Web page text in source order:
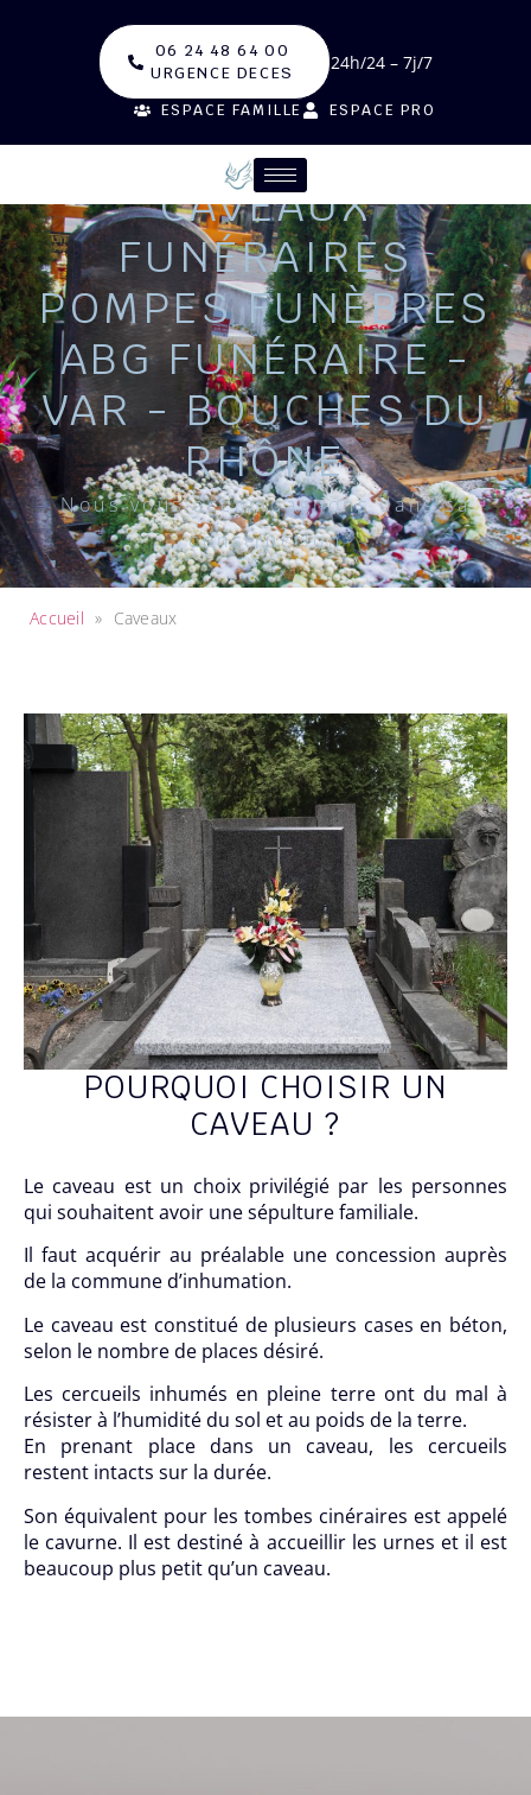
06 24 48 64 00
URGENCE DECES
24h/24 – 7j/7
ESPACE FAMILLE ESPACE PRO
CAVEAUX
FUNÉRAIRES
POMPES FUNÈBRES
ABG FUNÉRAIRE -
VAR - BOUCHES DU
RHÔNE
Nous vous accompagnons dans sa
construction
Accueil » Caveaux
POURQUOI CHOISIR UN
CAVEAU ?
Le caveau est un choix privilégié par les personnes
qui souhaitent avoir une sépulture familiale.
Il faut acquérir au préalable une concession auprès
de la commune d’inhumation.
Le caveau est constitué de plusieurs cases en béton,
selon le nombre de places désiré.
Les cercueils inhumés en pleine terre ont du mal à
résister à l’humidité du sol et au poids de la terre.
En prenant place dans un caveau, les cercueils
restent intacts sur la durée.
Son équivalent pour les tombes cinéraires est appelé
le cavurne. Il est destiné à accueillir les urnes et il est
beaucoup plus petit qu’un caveau.